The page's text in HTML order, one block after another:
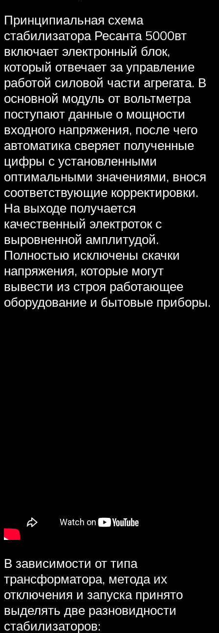
Принципиальная схема
стабилизатора Ресанта 5000вт
включает электронный блок,
который отвечает за управление
работой силовой части агрегата. В
основной модуль от вольтметра
поступают данные о мощности
входного напряжения, после чего
автоматика сверяет полученные
цифры с установленными
оптимальными значениями, внося
соответствующие корректировки.
На выходе получается
качественный электроток с
выровненной амплитудой.
Полностью исключены скачки
напряжения, которые могут
вывести из строя работающее
оборудование и бытовые приборы.
В зависимости от типа
трансформатора, метода их
отключения и запуска принято
выделять две разновидности
стабилизаторов: